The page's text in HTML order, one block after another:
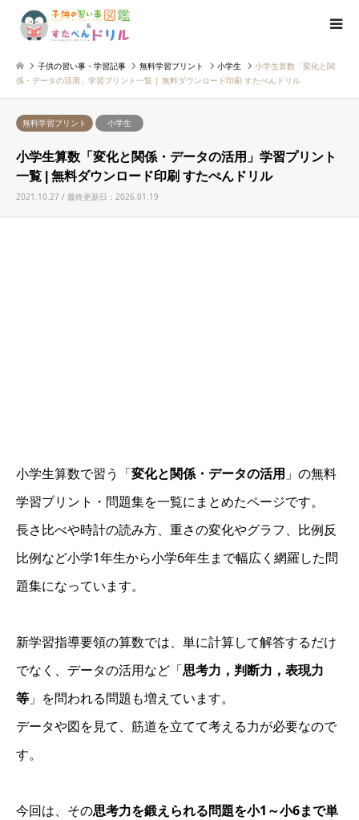
子供の習い事・学習記事 無料学習プリント 小学生
小学生算数「変化と関
係・データの活用」学習プリント一覧 | 無料ダウンロード印刷 すたぺんドリル
無料学習プリント 小学生
小学生算数「変化と関係・データの活用」学習プリント
一覧 | 無料ダウンロード印刷 すたぺんドリル
2021.10.27 / 最終更新日：2026.01.19
小学生算数で習う「変化と関係・データの活用 」の無料
学習プリント・問題集を一覧にまとめたページです。
長さ比べや時計の読み方、重さの変化やグラフ、比例反
比例など小学1年生から小学6年生まで幅広く網羅した問
題集になっています。
新学習指導要領の算数では、単に計算して解答するだけ
でなく、データの活用など「思考力，判断力，表現力
等 」を問われる問題も増えています。
データや図を見て、筋道を立てて考える力が必要なので
す。
今回は、その思考力を鍛えられる問題を小1～小6まで単